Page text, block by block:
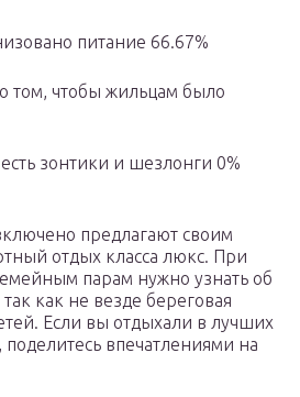
питание 66.67%
том, чтобы жильцам было
зонтики и шезлонги 0%
предлагают своим
отдых класса люкс. При
парам нужно узнать об
как не везде береговая
Если вы отдыхали в лучших
поделитесь впечатлениями на